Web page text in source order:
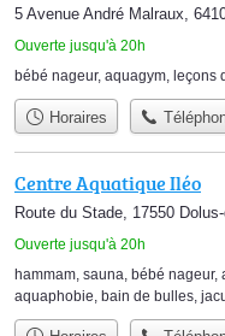
5 Avenue André Malraux,
Ouverte jusqu'à 20h
bébé nageur, aquagym, leçons
Horaires
Centre Aquatique Iléo
Route du Stade, 17550
Ouverte jusqu'à 20h
hammam sauna bébé nageur,
aquaphobie bain de bulles